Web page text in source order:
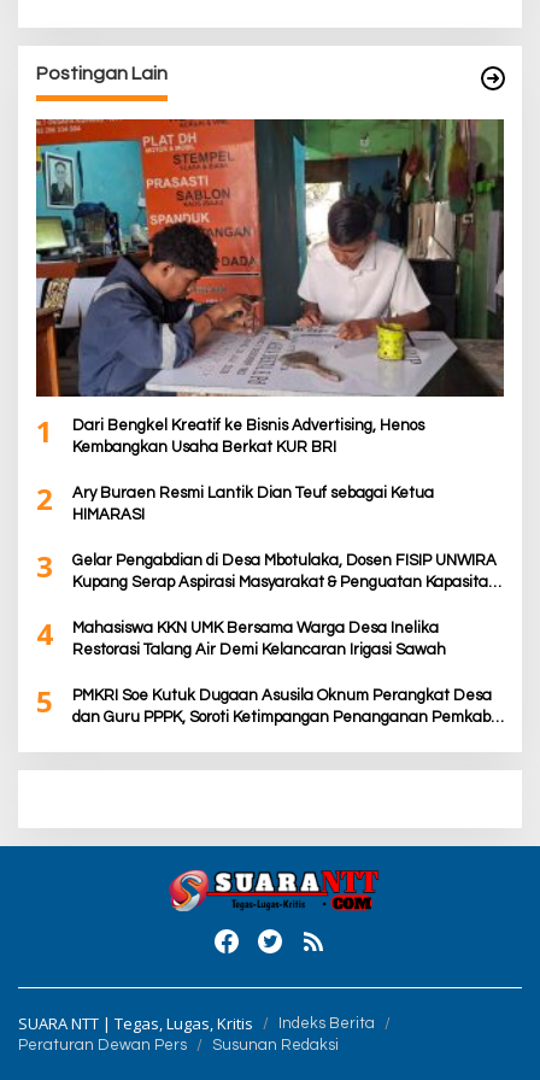
Postingan Lain
1
Dari Bengkel Kreatif ke Bisnis Advertising, Henos
Kembangkan Usaha Berkat KUR BRI
2
Ary Buraen Resmi Lantik Dian Teuf sebagai Ketua
HIMARASI
3
Gelar Pengabdian di Desa Mbotulaka, Dosen FISIP UNWIRA
Kupang Serap Aspirasi Masyarakat & Penguatan Kapasitas
4
Mahasiswa KKN UMK Bersama Warga Desa Inelika
Restorasi Talang Air Demi Kelancaran Irigasi Sawah
5
PMKRI Soe Kutuk Dugaan Asusila Oknum Perangkat Desa
dan Guru PPPK, Soroti Ketimpangan Penanganan Pemkab
SUARA NTT | Tegas, Lugas, Kritis
Indeks Berita
Peraturan Dewan Pers
Susunan Redaksi